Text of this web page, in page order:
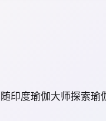
印度瑜伽大师探索瑜